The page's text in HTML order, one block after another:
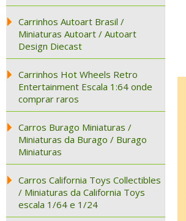
Carrinhos Autoart Brasil /
Miniaturas Autoart / Autoart
Design Diecast
Carrinhos Hot Wheels Retro
Entertainment Escala 1:64 onde
comprar raros
Carros Burago Miniaturas /
Miniaturas da Burago / Burago
Miniaturas
Carros California Toys Collectibles
/ Miniaturas da California Toys
escala 1/64 e 1/24